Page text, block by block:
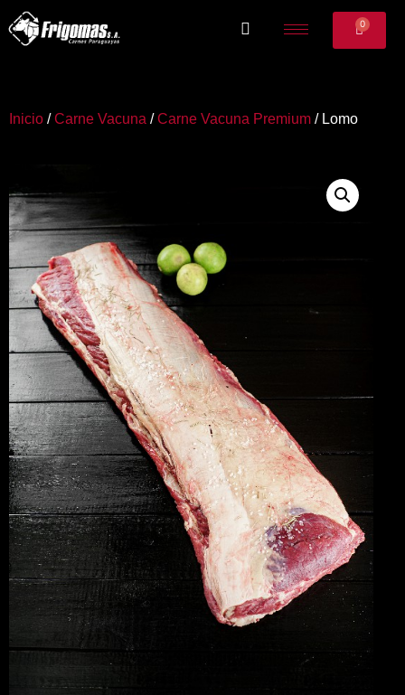
0
Inicio /Carne Vacuna /Carne Vacuna Premium / Lomo